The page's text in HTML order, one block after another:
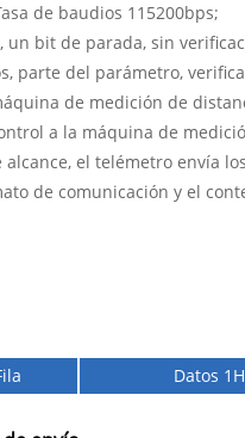
de baudios 115200bps;
bit de parada, sin
parte del parámetro,
de medición de
a la máquina de
el telémetro envía
de comunicación y el
Datos 1H